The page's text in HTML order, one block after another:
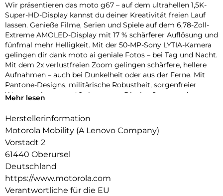
Wir präsentieren das moto g67 – auf dem ultrahellen 1,5K-
Super-HD-Display kannst du deiner Kreativität freien Lauf
lassen. Genieße Filme, Serien und Spiele auf dem 6,78-Zoll-
Extreme AMOLED-Display mit 17 % schärferer Auflösung und
fünfmal mehr Helligkeit. Mit der 50-MP-Sony LYTIA-Kamera
gelingen dir dank moto ai geniale Fotos – bei Tag und Nacht.
Mit dem 2x verlustfreien Zoom gelingen schärfere, hellere
Aufnahmen – auch bei Dunkelheit oder aus der Ferne. Mit
Pantone-Designs, militärische Robustheit, sorgenfreier
Wasserresistenz und 2x besserem Display Sturz- und
erlebst du hohe 5G-Geschwindigkeiten, eine lange
Audio über Stereo-Lautsprecher. Mit dem neuen moto g67
erlebst du deine Kreativität in neuem Licht.
Mehr lesen
Herstellerinformation
Motorola Mobility (A Lenovo Company)
Vorstadt 2
61440 Oberursel
Deutschland
https://www.motorola.com
Verantwortliche für die EU